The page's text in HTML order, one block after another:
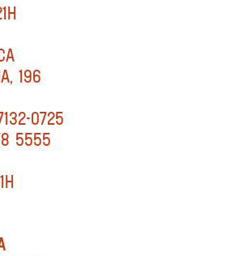
196
0725
5555